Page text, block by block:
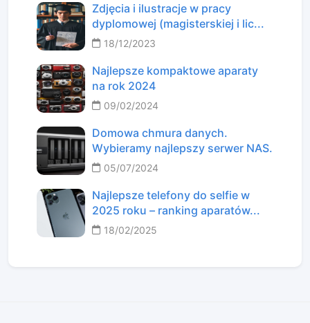
Zdjęcia i ilustracje w pracy
dyplomowej (magisterskiej i lic...
18/12/2023
Najlepsze kompaktowe aparaty
na rok 2024
09/02/2024
Domowa chmura danych.
Wybieramy najlepszy serwer NAS.
05/07/2024
Najlepsze telefony do selfie w
2025 roku – ranking aparatów...
18/02/2025